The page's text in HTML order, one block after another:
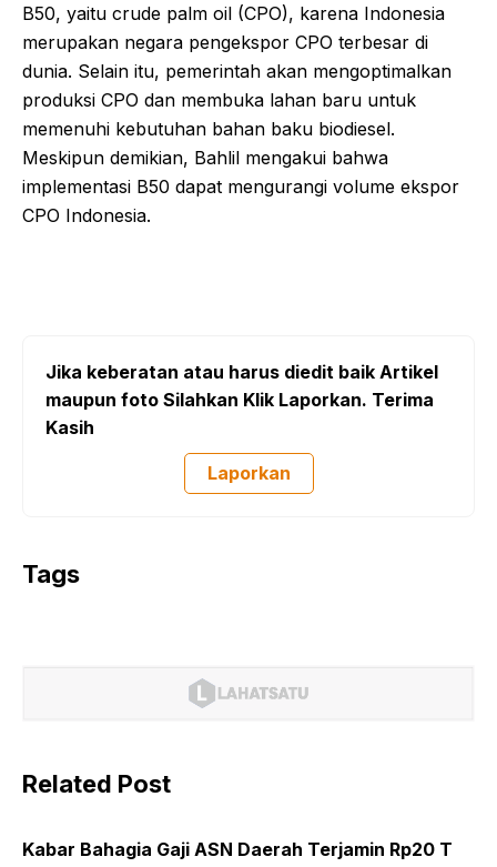
B50, yaitu crude palm oil (CPO), karena Indonesia
merupakan negara pengekspor CPO terbesar di
dunia. Selain itu, pemerintah akan mengoptimalkan
produksi CPO dan membuka lahan baru untuk
memenuhi kebutuhan bahan baku biodiesel.
Meskipun demikian, Bahlil mengakui bahwa
implementasi B50 dapat mengurangi volume ekspor
CPO Indonesia.
Jika keberatan atau harus diedit baik Artikel
maupun foto Silahkan Klik Laporkan. Terima
Kasih
Laporkan
Tags
Related Post
Kabar Bahagia Gaji ASN Daerah Terjamin Rp20 T